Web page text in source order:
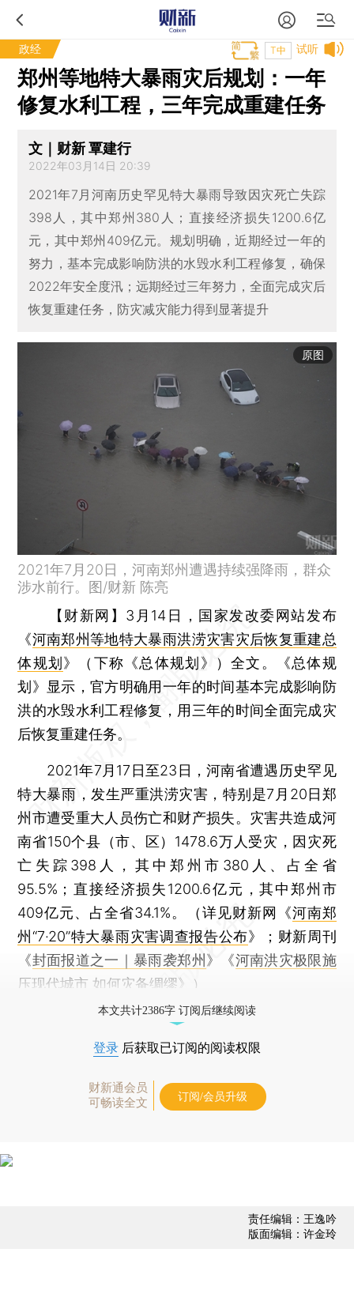
政经 试听
T中
郑州等地特大暴雨灾后规划：一年
修复水利工程，三年完成重建任务
文｜财新 覃建行
2022年03月14日 20:39
2021年7月河南历史罕见特大暴雨导致因灾死亡失踪
398人，其中郑州380人；直接经济损失1200.6亿
元，其中郑州409亿元。规划明确，近期经过一年的
努力，基本完成影响防洪的水毁水利工程修复，确保
2022年安全度汛；远期经过三年努力，全面完成灾后
恢复重建任务，防灾减灾能力得到显著提升
原图
2021年7月20日，河南郑州遭遇持续强降雨，群众
涉水前行。图/财新 陈亮
【财新网】 3月14日，国家发改委网站发布
《河南郑州等地特大暴雨洪涝灾害灾后恢复重建总
体规划》（下称《总体规划》）全文。《总体规
划》显示，官方明确用一年的时间基本完成影响防
洪的水毁水利工程修复，用三年的时间全面完成灾
后恢复重建任务。
2021年7月17日至23日，河南省遭遇历史罕见
特大暴雨，发生严重洪涝灾害，特别是7月20日郑
州市遭受重大人员伤亡和财产损失。灾害共造成河
南省150个县（市、区）1478.6万人受灾，因灾死
亡失踪398人，其中郑州市380人、占全省
95.5%；直接经济损失1200.6亿元，其中郑州市
409亿元、占全省34.1%。（详见财新网《河南郑
州“7·20”特大暴雨灾害调查报告公布》；财新周刊
《封面报道之一｜暴雨袭郑州》《河南洪灾极限施
压现代城市 如何灾备绸缪》）
本文共计2386字 订阅后继续阅读
登录 后获取已订阅的阅读权限
财新通会员
可畅读全文
订阅/会员升级
责任编辑：王逸吟
版面编辑：许金玲